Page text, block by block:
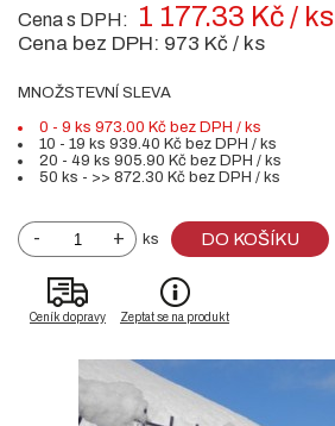
Cena s DPH: 1 177.33 Kč / ks
Cena bez DPH: 973 Kč / ks
MNOŽSTEVNÍ SLEVA
0 - 9 ks 973.00 Kč bez DPH / ks
10 - 19 ks 939.40 Kč bez DPH / ks
20 - 49 ks 905.90 Kč bez DPH / ks
50 ks - >> 872.30 Kč bez DPH / ks
- + ks DO KOŠÍKU
Ceník dopravy Zeptat se na produkt